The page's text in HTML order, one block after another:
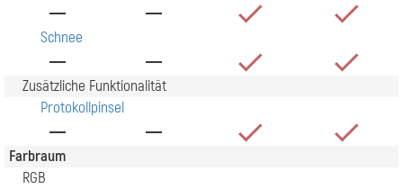
Schnee
Zusätzliche Funktionalität
Protokollpinsel
Farbraum
RGB